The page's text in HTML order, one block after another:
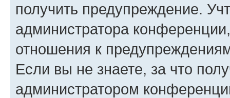
получить предупреждение.
администратора
отношения к
Если вы не знаете, за что
администратором